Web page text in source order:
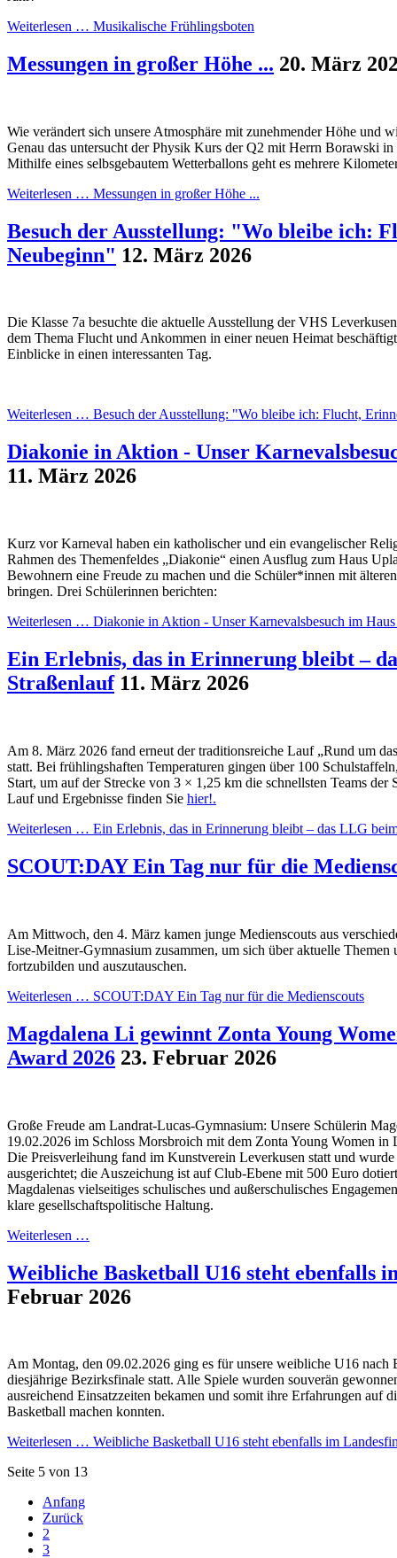
Weiterlesen … Musikalische Frühlingsboten
Messungen in großer Höhe ... 20. März
Wie verändert sich unsere Atmosphäre mit zunehmender Höhe und
Genau das untersucht der Physik Kurs der Q2 mit Herrn Borawski in
Mithilfe eines selbsgebautem Wetterballons geht es mehrere
Weiterlesen … Messungen in großer Höhe ...
Besuch der Ausstellung: "Wo bleibe ich:
Neubeginn" 12. März 2026
Die Klasse 7a besuchte die aktuelle Ausstellung der VHS
dem Thema Flucht und Ankommen in einer neuen Heimat
Einblicke in einen interessanten Tag.
Weiterlesen … Besuch der Ausstellung: "Wo bleibe ich: Flucht,
Diakonie in Aktion - Unser
11. März 2026
Kurz vor Karneval haben ein katholischer und ein evangelischer
Rahmen des Themenfeldes „Diakonie“ einen Ausflug zum Haus
Bewohnern eine Freude zu machen und die Schüler*innen mit
bringen. Drei Schülerinnen berichten:
Weiterlesen … Diakonie in Aktion - Unser Karnevalsbesuch im
Ein Erlebnis, das in Erinnerung bleibt –
Straßenlauf 11. März 2026
Am 8. März 2026 fand erneut der traditionsreiche Lauf „Rund um
statt. Bei frühlingshaften Temperaturen gingen über 100
Start, um auf der Strecke von 3 × 1,25 km die schnellsten Teams
Lauf und Ergebnisse finden Sie hier!.
Weiterlesen … Ein Erlebnis, das in Erinnerung bleibt – das LLG
SCOUT:DAY Ein Tag nur für die
Am Mittwoch, den 4. März kamen junge Medienscouts aus
Lise-Meitner-Gymnasium zusammen, um sich über aktuelle
fortzubilden und auszutauschen.
Weiterlesen … SCOUT:DAY Ein Tag nur für die Medienscouts
Magdalena Li gewinnt Zonta Young
Award 2026 23. Februar 2026
Große Freude am Landrat-Lucas-Gymnasium: Unsere Schülerin
19.02.2026 im Schloss Morsbroich mit dem Zonta Young Women in
Die Preisverleihung fand im Kunstverein Leverkusen statt und
ausgerichtet; die Auszeichung ist auf Club-Ebene mit 500 Euro
Magdalenas vielseitiges schulisches und außerschulisches
klare gesellschaftspolitische Haltung.
Weiterlesen …
Weibliche Basketball U16 steht ebenfalls
Februar 2026
Am Montag, den 09.02.2026 ging es für unsere weibliche U16 nach
diesjährige Bezirksfinale statt. Alle Spiele wurden souverän
ausreichend Einsatzzeiten bekamen und somit ihre Erfahrungen auf
Basketball machen konnten.
Weiterlesen … Weibliche Basketball U16 steht ebenfalls im
Seite 5 von 13
Anfang
Zurück
2
3